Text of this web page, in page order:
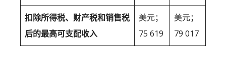
扣除所得税、财产税和销售税
后的最高可支配收入
美元；
75 619
美元；
79 017